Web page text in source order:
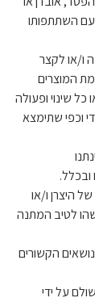
השתתפותו
ו/או לקצר
המוצרים
שינוי ופעולה
וכפי שתימצא
ובכלל.
היצרן ו/או
לטיב המתנה
הקשורים
על ידי